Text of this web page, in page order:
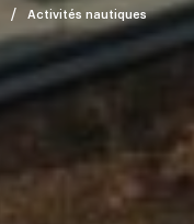
Activités nautiques